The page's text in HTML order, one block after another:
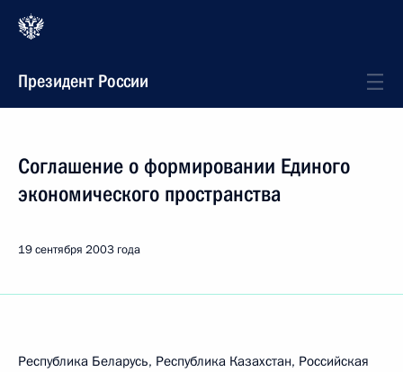
Президент России
Соглашение о формировании Единого
экономического пространства
19 сентября 2003 года
Республика Беларусь, Республика Казахстан, Российская